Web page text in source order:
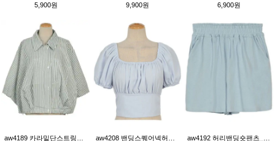
5,900원
9,900원
6,900원